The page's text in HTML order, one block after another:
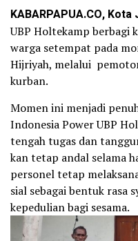
KABARPAPUA.CO, Kota
UBP Holtekamp berbagi
warga setempat pada
Hijriyah, melalui
kurban.
Momen ini menjadi
Indonesia Power UBP
tengah tugas dan
kan tetap andal selama
personel tetap
sial sebagai bentuk rasa
kepedulian bagi sesama.